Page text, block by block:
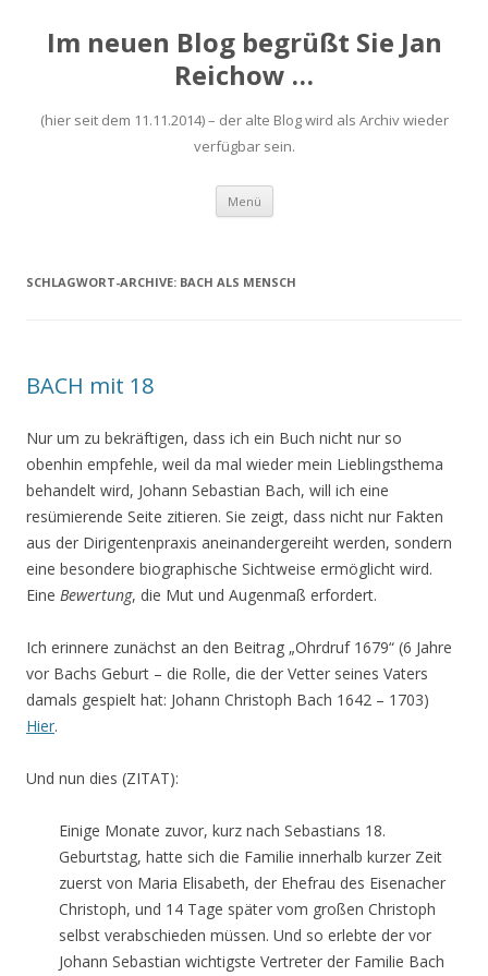
Im neuen Blog begrüßt Sie Jan
Reichow …
(hier seit dem 11.11.2014) – der alte Blog wird als Archiv wieder
verfügbar sein.
Menü Zum
springen
SCHLAGWORT-ARCHIVE: BACH ALS MENSCH
BACH mit 18
Nur um zu bekräftigen, dass ich ein Buch nicht nur so
obenhin empfehle, weil da mal wieder mein Lieblingsthema
behandelt wird, Johann Sebastian Bach, will ich eine
resümierende Seite zitieren. Sie zeigt, dass nicht nur Fakten
aus der Dirigentenpraxis aneinandergereiht werden, sondern
eine besondere biographische Sichtweise ermöglicht wird.
Eine Bewertung, die Mut und Augenmaß erfordert.
Ich erinnere zunächst an den Beitrag „Ohrdruf 1679“ (6 Jahre
vor Bachs Geburt – die Rolle, die der Vetter seines Vaters
damals gespielt hat: Johann Christoph Bach 1642 – 1703)
Hier.
Und nun dies (ZITAT):
Einige Monate zuvor, kurz nach Sebastians 18.
Geburtstag, hatte sich die Familie innerhalb kurzer Zeit
zuerst von Maria Elisabeth, der Ehefrau des Eisenacher
Christoph, und 14 Tage später vom großen Christoph
selbst verabschieden müssen. Und so erlebte der vor
Johann Sebastian wichtigste Vertreter der Familie Bach